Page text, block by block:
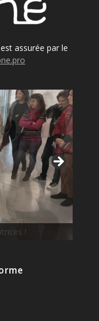
assurée par le
!